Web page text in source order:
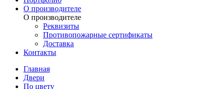
О производителе
О производителе
Реквизиты
Противопожарные сертификаты
Доставка
Контакты
Главная
Двери
По цвету